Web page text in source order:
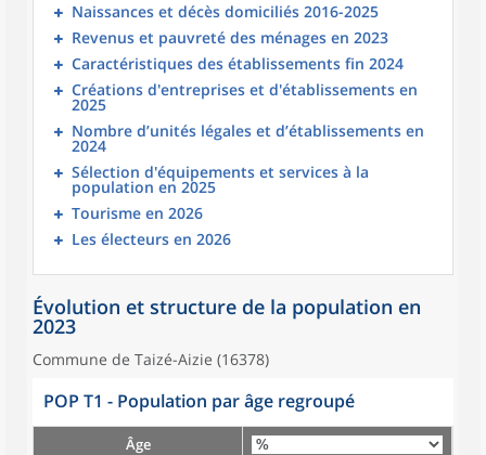
Naissances et décès domiciliés 2016-2025
Revenus et pauvreté des ménages en 2023
Caractéristiques des établissements fin 2024
Créations d'entreprises et d'établissements en
2025
Nombre d’unités légales et d’établissements en
2024
Sélection d'équipements et services à la
population en 2025
Tourisme en 2026
Les électeurs en 2026
Évolution et structure de la population en
2023
Commune de Taizé-Aizie (16378)
POP T1 - Population par âge regroupé
Âge